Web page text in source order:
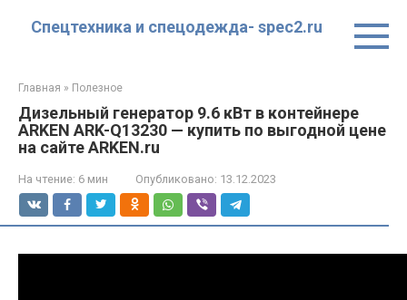
Спецтехника и спецодежда- spec2.ru
Главная » Полезное
Дизельный генератор 9.6 кВт в контейнере
ARKEN ARK-Q13230 — купить по выгодной цене
на сайте ARKEN.ru
На чтение: 6 мин Опубликовано: 13.12.2023